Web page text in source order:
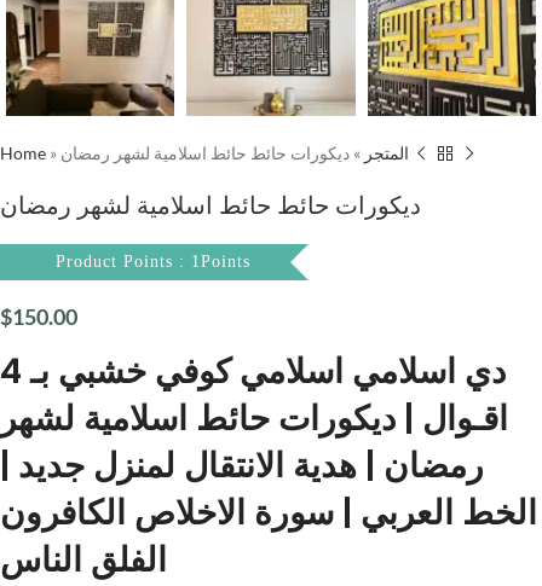
Home » المتجر » ديكورات حائط حائط اسلامية لشهر رمضان
ديكورات حائط حائط اسلامية لشهر رمضان
Product Points : 1Points
$150.00
دي اسلامي اسلامي كوفي خشبي بـ 4
اقـوال | ديكورات حائط اسلامية لشهر
رمضان | هدية الانتقال لمنزل جديد |
الخط العربي | سورة الاخلاص الكافرون
الفلق الناس